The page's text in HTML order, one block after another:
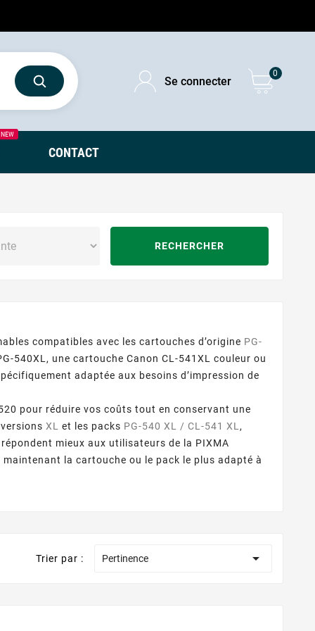
Se connecter
0
NEW
CONTACT
RECHERCHER
compatibles avec les cartouches d’origine PG-
540XL, une cartouche Canon CL-541XL couleur ou
adaptée aux besoins d’impression de
pour réduire vos coûts tout en conservant une
versionsXL et les packs PG-540 XL / CL-541 XL ,
mieux aux utilisateurs de la PIXMA
la cartouche ou le pack le plus adapté à
Trier par : Pertinence 